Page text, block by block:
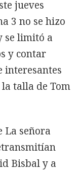
jueves
3 no se hizo
se limitó a
y contar
interesantes
talla de Tom
La señora
Bisbal y a